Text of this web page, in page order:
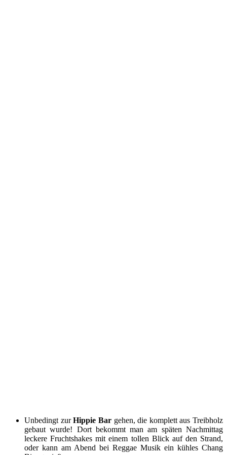
Unbedingt zurHippie Bargehen, die komplett aus Treibholz
gebaut wurde! Dort bekommt man am späten Nachmittag
leckere Fruchtshakes mit einem tollen Blick auf den Strand,
oder kann am Abend bei Reggae Musik ein kühles Chang